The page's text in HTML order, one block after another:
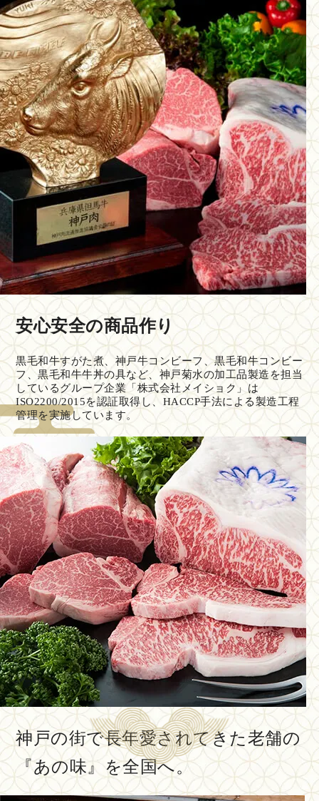
安心安全の商品作り
黒毛和牛すがた煮、神戸牛コンビーフ、黒毛和牛コンビー
フ、黒毛和牛牛丼の具など、神戸菊水の加工品製造を担当
しているグループ企業「株式会社メイショク」は
ISO2200/2015を認証取得し、HACCP手法による製造工程
管理を実施しています。
神戸の街で長年愛されてきた老舗の
『あの味』を全国へ。